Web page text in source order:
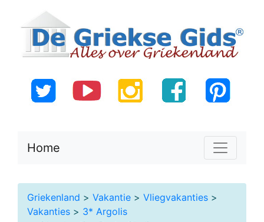
Home
Griekenland > Vakantie > Vliegvakanties >
Vakanties > 3* Argolis